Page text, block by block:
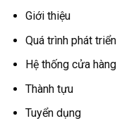
Giới thiệu
Quá trình phát triển
Hệ thống cửa hàng
Thành tựu
Tuyển dụng